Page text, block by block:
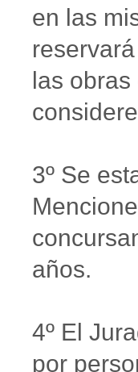
en las
las
3º Se
años.
4º El
por